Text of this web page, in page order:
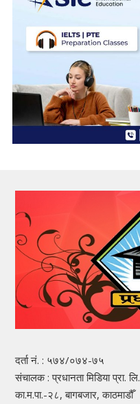
दर्ता नं. : ५७४/०७४-७५
संचालक : प्रधानता मिडिया प्रा. लि.
का.म.पा.-२८, बागबजार, काठमाडौँ